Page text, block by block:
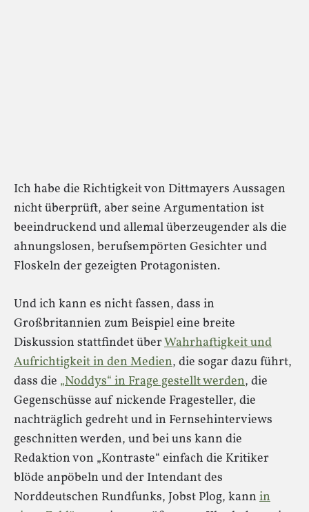
Ich habe die Richtigkeit von Dittmayers Aussagen
nicht überprüft, aber seine Argumentation ist
beeindruckend und allemal überzeugender als die
ahnungslosen, berufsempörten Gesichter und
Floskeln der gezeigten Protagonisten.
Und ich kann es nicht fassen, dass in
Großbritannien zum Beispiel eine breite
Diskussion stattfindet überWahrhaftigkeit und
Aufrichtigkeit in den Medien, die sogar dazu führt,
dass die „Noddys“ in Frage gestellt werden, die
Gegenschüsse auf nickende Fragesteller, die
nachträglich gedreht und in Fernsehinterviews
geschnitten werden, und bei uns kann die
Redaktion von „Kontraste“ einfach die Kritiker
blöde anpöbeln und der Intendant des
Norddeutschen Rundfunks, Jobst Plog, kann in